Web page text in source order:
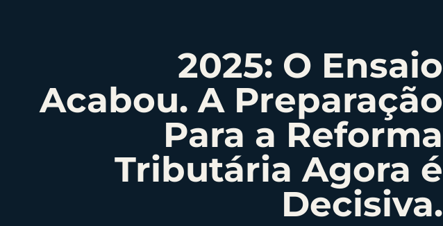
2025: O Ensaio
Acabou. A Preparação
Para a Reforma
Tributária Agora é
Decisiva.